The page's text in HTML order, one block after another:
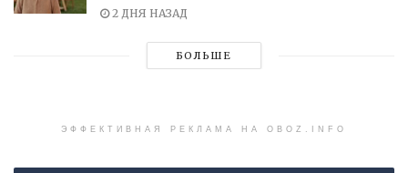
2 ДНЯ НАЗАД
БОЛЬШЕ
ЭФФЕКТИВНАЯ РЕКЛАМА НА OBOZ.INFO